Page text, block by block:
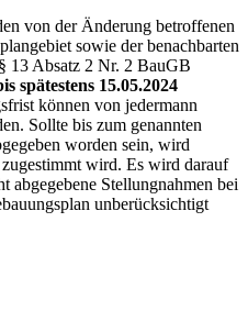
von der Änderung betroffenen
sowie der benachbarten
13 Absatz 2 Nr. 2 BauGB
spätestens 15.05.2024
können von jedermann
Sollte bis zum genannten
worden sein, wird
wird. Es wird darauf
abgegebene Stellungnahmen bei
unberücksichtigt